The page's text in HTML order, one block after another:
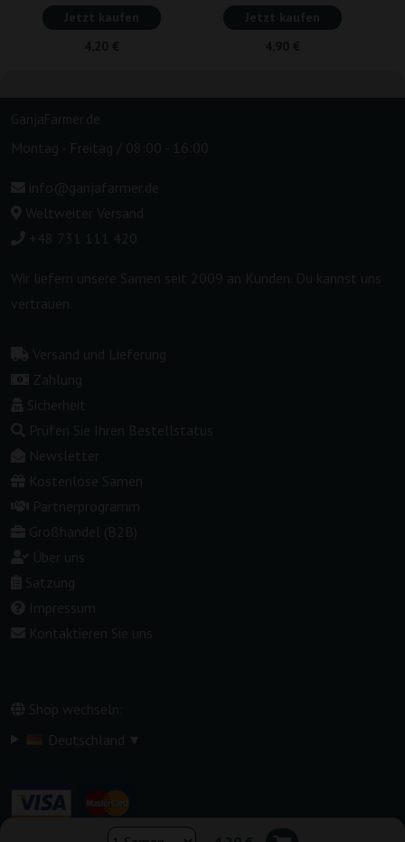
Jetzt kaufen
4,20 €
Jetzt kaufen
4,90 €
GanjaFarmer.de
Montag - Freitag / 08:00 - 16:00
info@ganjafarmer.de
Weltweiter Versand
+48 731 111 420
Wir liefern unsere Samen seit 2009 an Kunden. Du kannst uns
vertrauen.
Versand und Lieferung
Zahlung
Sicherheit
Prüfen Sie Ihren Bestellstatus
Newsletter
Kostenlose Samen
Partnerprogramm
Großhandel (B2B)
Über uns
Satzung
Impressum
Kontaktieren Sie uns
Shop wechseln:
Deutschland ▾